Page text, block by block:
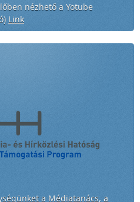
nézhető a Yotube
Link
a Médiatanács, a